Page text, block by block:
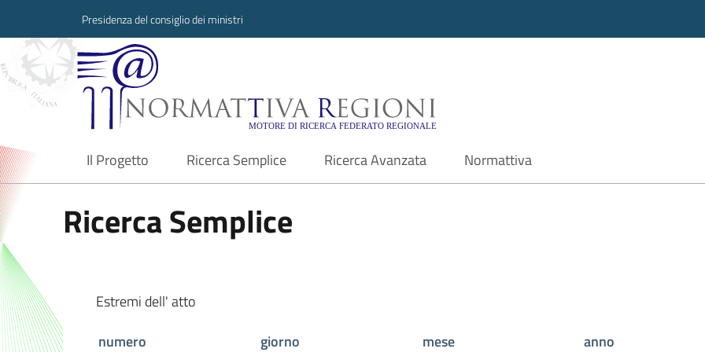
Presidenza del consiglio dei ministri
Normattiva Regioni - Motore di ricerca
Il Progetto
current Ricerca Semplice Ricerca Avanzata Normattiva
Ricerca Semplice
Estremi dell' atto
numero
giorno mese
anno